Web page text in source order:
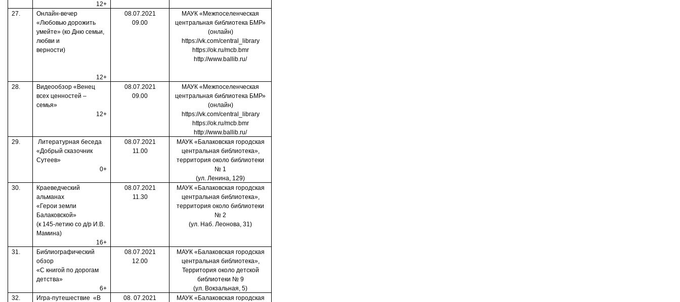
12+
27.
Онлайн-вечер
«Любовью дорожить
умейте» (ко Дню семьи,
любви и
верности)
12+
08.07.2021
09.00
МАУК «Межпоселенческая
центральная библиотека БМР»
(онлайн)
https://vk.com/central_library
https://ok.ru/mcb.bmr
http://www.ballib.ru/
28.
Видеообзор «Венец
всех ценностей –
семья»
12+
08.07.2021
09.00
МАУК «Межпоселенческая
центральная библиотека БМР»
(онлайн)
https://vk.com/central_library
https://ok.ru/mcb.bmr
http://www.ballib.ru/
29.
Литературная беседа
«Добрый сказочник
Сутеев»
0+
08.07.2021
11.00
МАУК «Балаковская городская
центральная библиотека»,
территория около библиотеки
№ 1
(ул. Ленина, 129)
30.
Краеведческий
альманах
«Герои земли
Балаковской»
(к 145-летию со д/р И.В.
Мамина)
16+
08.07.2021
11.30
МАУК «Балаковская городская
центральная библиотека»,
территория около библиотеки
№ 2
(ул. Наб. Леонова, 31)
31.
Библиографический
обзор
«С книгой по дорогам
детства»
6+
08.07.2021
12.00
МАУК «Балаковская городская
центральная библиотека»,
Территория около детской
библиотеки № 9
(ул. Вокзальная, 5)
32.
Игра-путешествие «В 08. 07.2021 МАУК «Балаковская городская